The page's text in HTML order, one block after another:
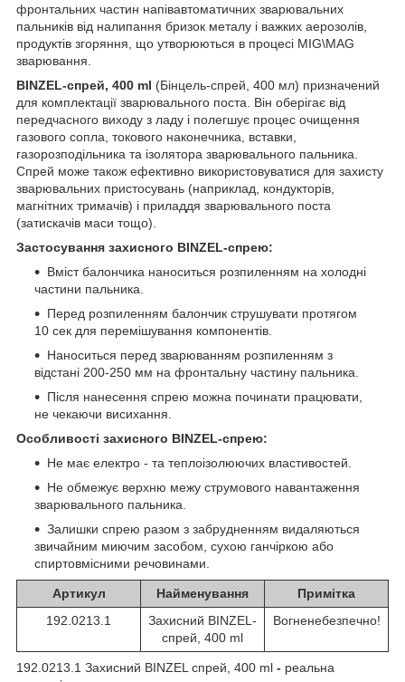
фронтальних частин напівавтоматичних зварювальних
пальників від налипання бризок металу і важких аерозолів,
продуктів згоряння, що утворюються в процесі MIG\MAG
зварювання.
BINZEL-спрей, 400 ml (Бінцель-спрей, 400 мл) призначений
для комплектації зварювального поста. Він оберігає від
передчасного виходу з ладу і полегшує процес очищення
газового сопла, токового наконечника, вставки,
газорозподільника та ізолятора зварювального пальника.
Спрей може також ефективно використовуватися для захисту
зварювальних пристосувань (наприклад, кондукторів,
магнітних тримачів) і приладдя зварювального поста
(затискачів маси тощо).
Застосування захисного BINZEL-спрею:
Вміст балончика наноситься розпиленням на холодні
частини пальника.
Перед розпиленням балончик струшувати протягом
10 сек для перемішування компонентів.
Наноситься перед зварюванням розпиленням з
відстані 200-250 мм на фронтальну частину пальника.
Після нанесення спрею можна починати працювати,
не чекаючи висихання.
Особливості захисного BINZEL-спрею:
Не має електро - та теплоізолюючих властивостей.
Не обмежує верхню межу струмового навантаження
зварювального пальника.
Залишки спрею разом з забрудненням видаляються
звичайним миючим засобом, сухою ганчіркою або
спиртовмісними речовинами.
Артикул Найменування
Примітка
192.0213.1
Захисний BINZEL-
спрей, 400 ml
Вогненебезпечно!
192.0213.1 Захисний BINZEL спрей, 400 ml - реальна